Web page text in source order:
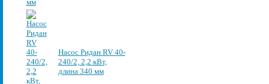
Насос Ридан RV 40-
240/2, 2,2 кВт,
длина 340 мм